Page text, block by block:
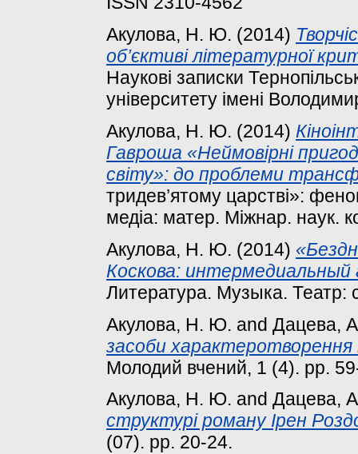
Акулова, Н. Ю. (2014)
об’єктиві літературної
Наукові записки
університету імені
Акулова, Н. Ю. (2014)
Гавроша «Неймовірні
світу»: до проблеми
тридев’ятому царстві»:
медіа: матер. Міжнар. наук.
Акулова, Н. Ю. (2014)
Коскова: интермедиальный
Литература. Музыка. Театр:
Акулова, Н. Ю. and Дацева,
засоби характеротворення
Молодий вчений, 1 (4). pp.
Акулова, Н. Ю. and Дацева,
структурі роману Ірен
(07). pp. 20-24.